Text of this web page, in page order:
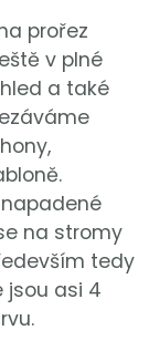
prořez
v plné
a také
na stromy
tedy
jsou asi 4